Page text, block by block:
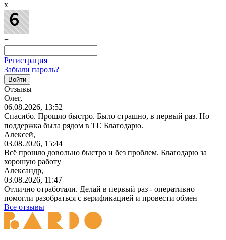
x
=
Регистрация
Забыли пароль?
Отзывы
Олег,
06.08.2026, 13:52
Спасибо. Прошло быстро. Было страшно, в первый раз. Но
поддержка была рядом в ТГ. Благодарю.
Алексей,
03.08.2026, 15:44
Всё прошло довольно быстро и без проблем. Благодарю за
хорошую работу
Александр,
03.08.2026, 11:47
Отлично отработали. Делай в первый раз - оперативно
помогли разобраться с верификацией и провести обмен
Все отзывы